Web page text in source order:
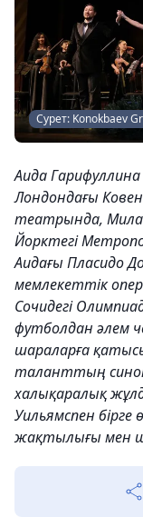
Сурет: Konokbaev
Аида
Лондондағы
театрында,
Йорктегі
Аидағы Пласидо
мемлекеттік
Сочидегі
футболдан әлем
шараларға
таланттың
халықаралық
Уильямспен
жақтылығы мен